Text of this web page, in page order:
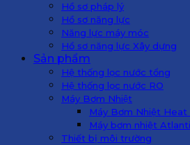
Hồ sơ pháp lý
Hồ sơ năng lực
Năng lực máy móc
Hồ sơ năng lực Xây dựng
Sản phẩm
Hệ thống lọc nước tổng
Hệ thống lọc nước RO
Máy Bơm Nhiệt
Máy Bơm Nhiệt Heat
Máy bơm nhiệt
Thiết bị môi trường